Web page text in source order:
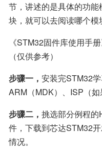
节，讲述的是具体的功
块，就可以去阅读哪个模
《STM32固件库使用手
（仅供参考）
步骤一， 安装完STM32
ARM（MDK）、ISP（如
步骤二， 挑选部分例程
件，下载到芯达STM32
情况。